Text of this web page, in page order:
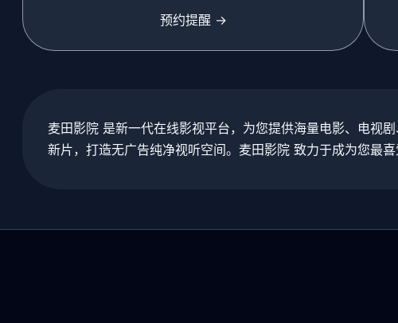
预约提醒 →
麦田影院 是新一代在线影视平台，为您提供海量电影、电视
新片，打造无广告纯净视听空间。麦田影院 致力于成为您最